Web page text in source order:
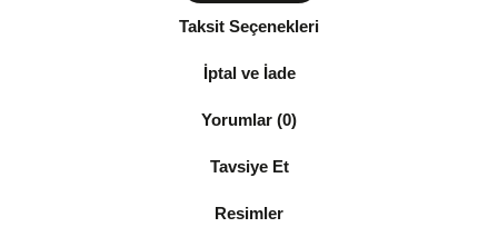
Taksit Seçenekleri
İptal ve İade
Yorumlar (0)
Tavsiye Et
Resimler